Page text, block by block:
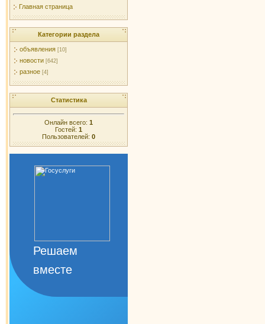
Главная страница
Категории раздела
объявления [10]
новости [642]
разное [4]
Статистика
Онлайн всего: 1
Гостей: 1
Пользователей: 0
Решаем
вместе